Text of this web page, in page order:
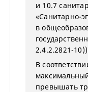
и 10.7
«Санитарно-
в
2.4.2.2821-
В
превышать